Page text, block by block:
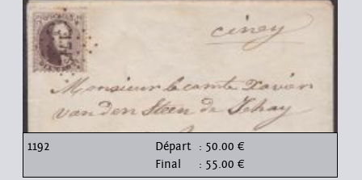
1192 Départ : 50.00 €
Final
: 55.00 €